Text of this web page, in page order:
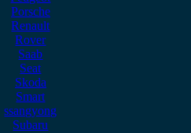
Porsche
Renault
Rover
Saab
Seat
Skoda
Smart
ssangyong
Subaru